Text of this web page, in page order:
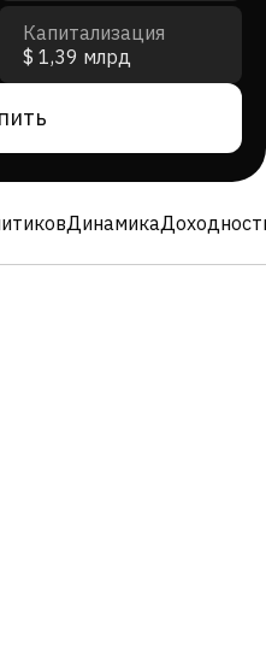
Капитализация
$ 1,39 млрд
Динамика